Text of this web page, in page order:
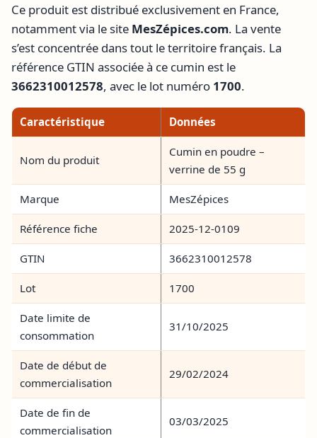
Ce produit est distribué exclusivement en France,
notamment via le site MesZépices.com. La vente
s’est concentrée dans tout le territoire français. La
référence GTIN associée à ce cumin est le
3662310012578, avec le lot numéro 1700.
Caractéristique Données
Nom du produit
Cumin en poudre –
verrine de 55 g
Marque MesZépices
Référence fiche 2025-12-0109
GTIN 3662310012578
Lot 1700
Date limite de
consommation
31/10/2025
Date de début de
commercialisation
29/02/2024
Date de fin de
commercialisation
03/03/2025